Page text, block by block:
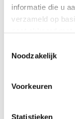
informatie die u
verzameld op
Noodzakelijk
Voorkeuren
Statistieken